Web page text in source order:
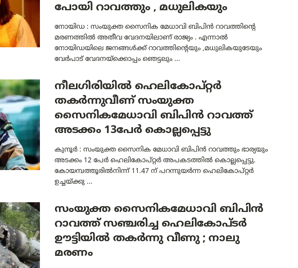
പോയി റാവത്തും , മധുലികയും
നോയിഡ : സംയുക്ത സൈനിക മേധാവി ബിപിൻ റാവത്തിന്റെ
മരണത്തിൽ അതീവ വേദനയിലാണ് രാജ്യം . എന്നാൽ
നോയിഡയിലെ ജനങ്ങൾക്ക് റാവത്തിന്റെയും ,മധുലികയുടേയും
വേർപാട് വേദനയ്ക്കൊപ്പം ഞെട്ടലും ...
നീലഗിരിയില്‍ ഹെലികോപ്റ്റർ
തകർന്നുവീണ് സംയുക്ത
സൈനികമേധാവി ബിപിന്‍ റാവത്ത്
അടക്കം 13പേർ കൊല്ലപ്പെട്ടു
കുനൂര്‍ : സംയുക്ത സൈനിക മേധാവി ബിപിന്‍ റാവത്തും ഭാര്യയും
അടക്കം 12 പേര്‍ ഹെലികോപ്റ്റര്‍ അപകടത്തില്‍ കൊല്ലപ്പെട്ടു.
കോയമ്പത്തൂരിൽനിന്ന് 11.47 ന് പറന്നുയർന്ന ഹെലികോപ്റ്റർ
ഉച്ചയ്ക്കു ...
സംയുക്ത സൈനികമേധാവി ബിപിൻ
റാവത്ത് സഞ്ചരിച്ച ഹെലികോപ്ടർ
ഊട്ടിയിൽ തകർന്നു വീണു ; നാലു
മരണം